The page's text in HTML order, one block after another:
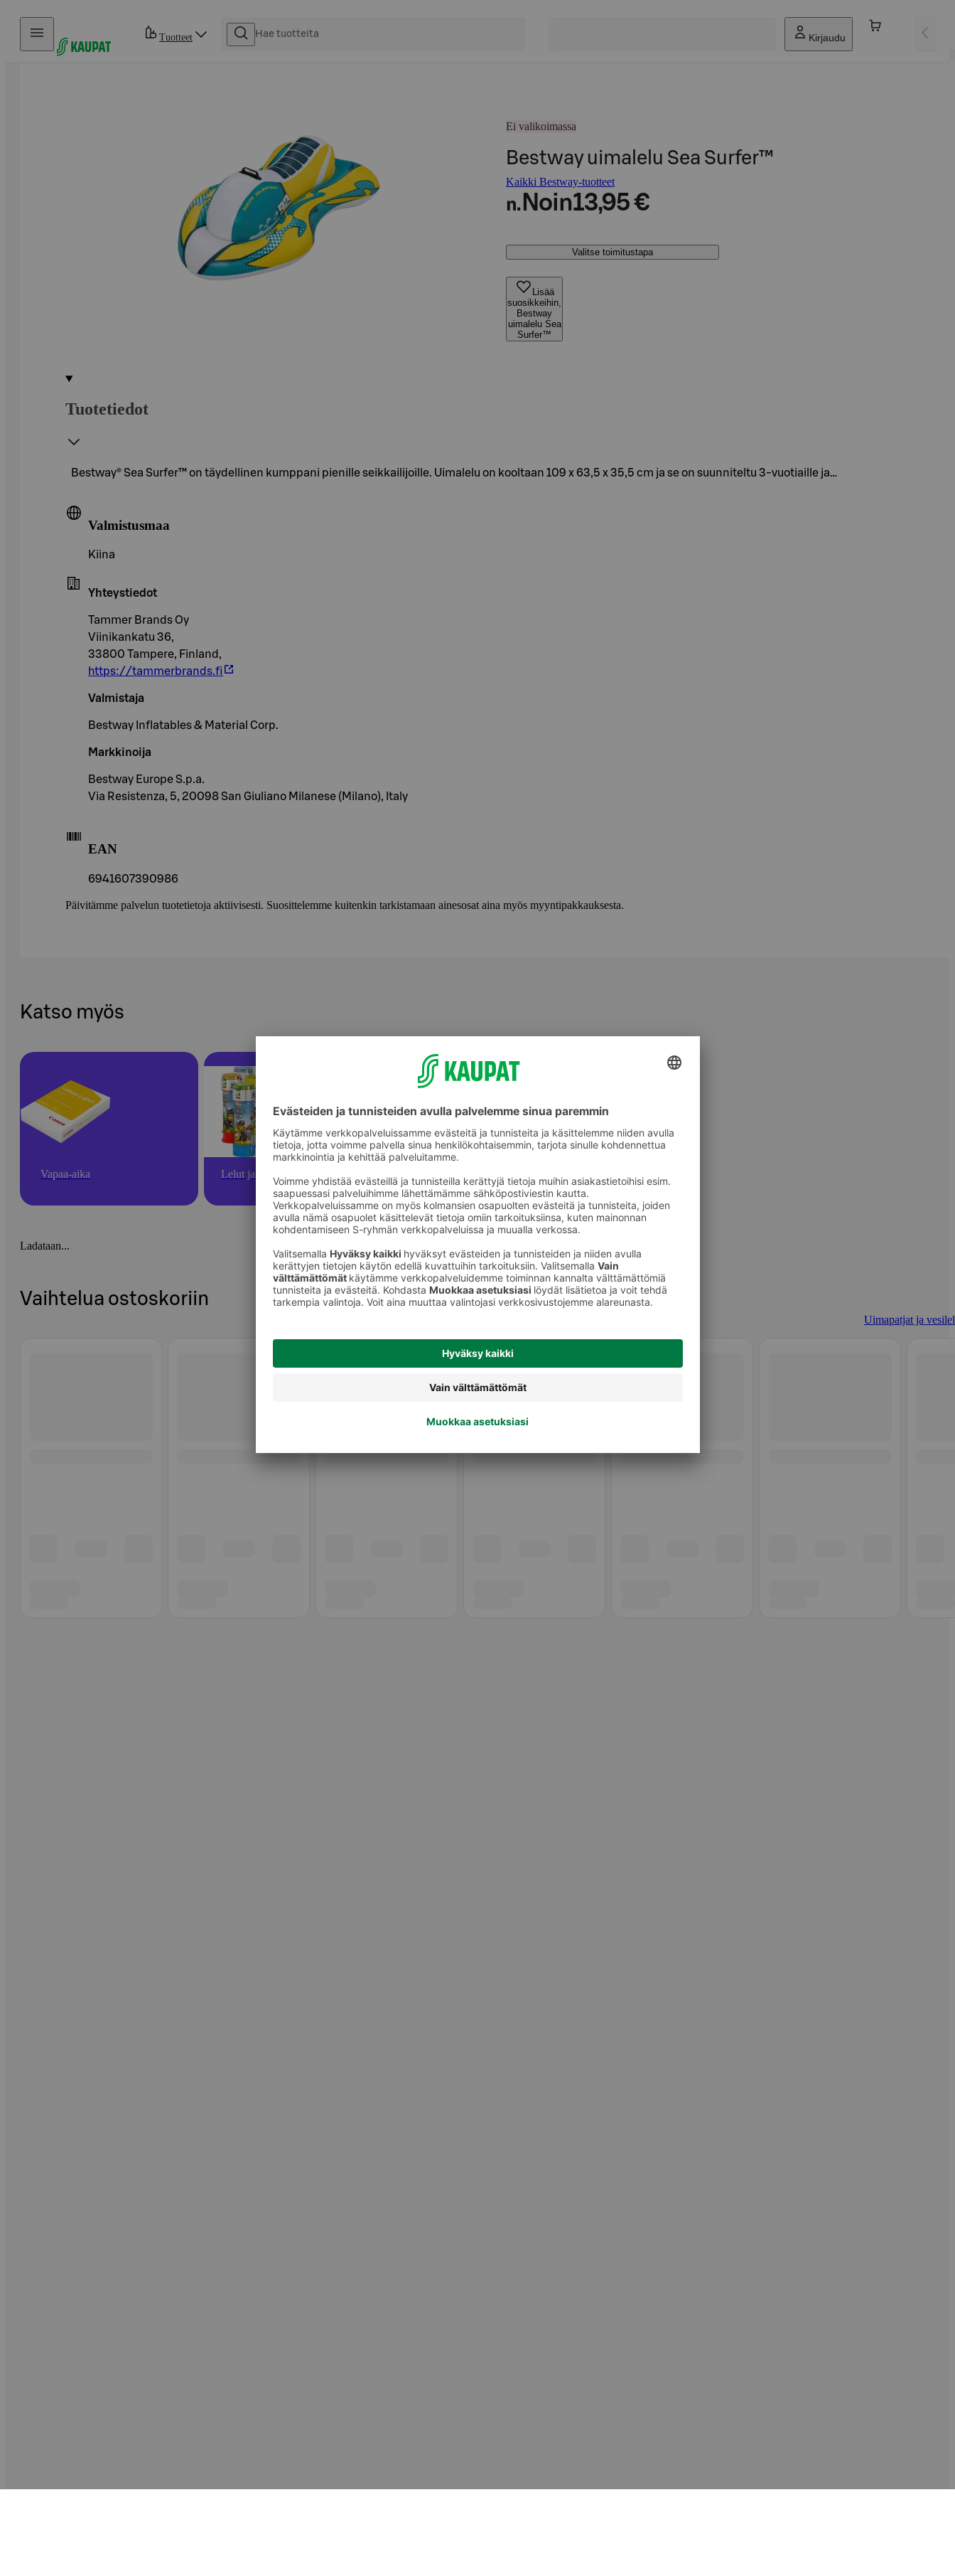
Hyppää sisältöön
Tuotteet Kirjaudu
Ei valikoimassa
Bestway uimalelu Sea Surfer™
Kaikki Bestway-tuotteet
n. Noin13,95 €
Valitse toimitustapa
Lisää
suosikkeihin,
Bestway
uimalelu Sea
Surfer™
Tuotetiedot
Bestway® Sea Surfer™ on täydellinen kumppani pienille seikkailijoille. Uimalelu on kooltaan 109 x 63,5 x 35,5 cm ja se on suunniteltu 3-vuotiaille ja…
Valmistusmaa
Kiina
Yhteystiedot
Tammer Brands Oy
Viinikankatu 36,
33800 Tampere, Finland,
https://tammerbrands.fi
Valmistaja
Bestway Inflatables & Material Corp.
Markkinoija
Bestway Europe S.p.a.
Via Resistenza, 5, 20098 San Giuliano Milanese (Milano), Italy
EAN
6941607390986
Päivitämme palvelun tuotetietoja aktiivisesti. Suosittelemme kuitenkin tarkistamaan ainesosat aina myös myyntipakkauksesta.
Katso myös
Vapaa-aika Lelut ja pelit
Ladataan...
Vaihtelua ostoskoriin
Uimapatjat ja